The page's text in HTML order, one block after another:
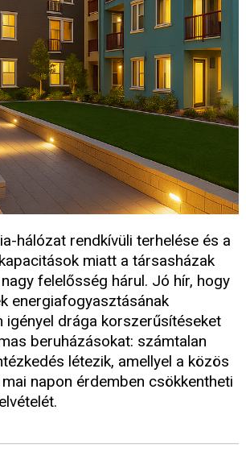
hálózat rendkívüli terhelése és a
miatt a társasházak
felelősség hárul. Jó hír, hogy
energiafogyasztásának
igényel drága korszerűsítéseket
beruházásokat: számtalan
létezik, amellyel a közös
napon érdemben csökkentheti